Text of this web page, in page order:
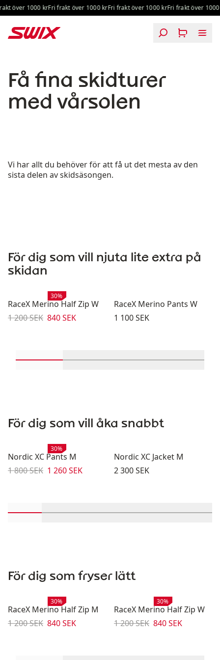
Hoppa till innehåll
över 1000 krFri frakt över 1000 krFri frakt över 1000 krFri frakt över 1000 kr
Få fina skidturer
med vårsolen
Vi har allt du behöver för att få ut det mesta av den
sista delen av skidsäsongen.
För dig som vill njuta lite extra på
skidan
Rea:
30%
RaceX Merino Half Zip W
Originalpris:
1 200 SEK Reapris:
840 SEK
RaceX Merino Pants W
Pris:
1 100 SEK
För dig som vill åka snabbt
Rea:
30%
Nordic XC Pants M
Originalpris:
1 800 SEK Reapris:
1 260 SEK
Nordic XC Jacket M
Pris:
2 300 SEK
För dig som fryser lätt
Rea:
30%
RaceX Merino Half Zip M
Originalpris:
1 200 SEK Reapris:
840 SEK
Rea:
30%
RaceX Merino Half Zip W
Originalpris:
1 200 SEK Reapris:
840 SEK